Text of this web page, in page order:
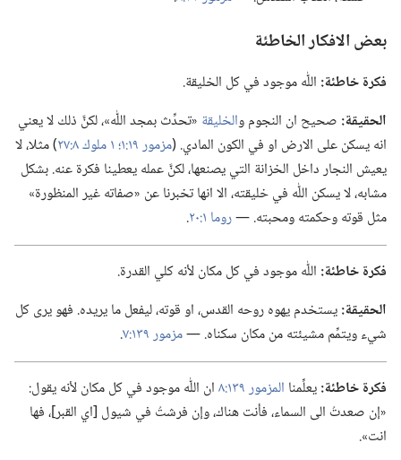
بعض الافكار الخاطئة
فكرة خاطئة:‏ اللّٰه موجود في كل الخليقة.‏
الحقيقة:‏ صحيح ان النجوم والخليقة «تحدِّث بمجد اللّٰه»،‏ لكنَّ ذلك لا يعني
انه يسكن على الارض او في الكون المادي.‏ (‏مزمور ١٩:‏١؛‏
‏)‏ مثلا،‏ لا
يعيش النجار داخل الخزانة التي يصنعها،‏ لكنَّ عمله يعطينا فكرة عنه.‏ بشكل
مشابه،‏ لا يسكن اللّٰه في خليقته،‏ الا انها تخبرنا عن «صفاته غير المنظورة»
مثل قوته وحكمته ومحبته.‏ —‏روما ١:‏٢٠ ‏.‏
فكرة خاطئة:‏ اللّٰه موجود في كل مكان لأنه كلي القدرة.‏
الحقيقة:‏يستخدم يهوه روحه القدس،‏ او قوته،‏ ليفعل ما يريده.‏ فهو يرى كل
شيء ويتمِّم مشيئته من مكان سكناه.‏ —‏مزمور ١٣٩:‏٧ ‏.‏
فكرة خاطئة:‏يعلِّمنا المزمور ١٣٩:‏٨
ان اللّٰه موجود في كل مكان لأنه يقول:‏
«إن صعدتُ الى السماء،‏ فأنت هناك،‏ وإن فرشتُ في شيول [اي القبر]،‏ فها
انت».‏